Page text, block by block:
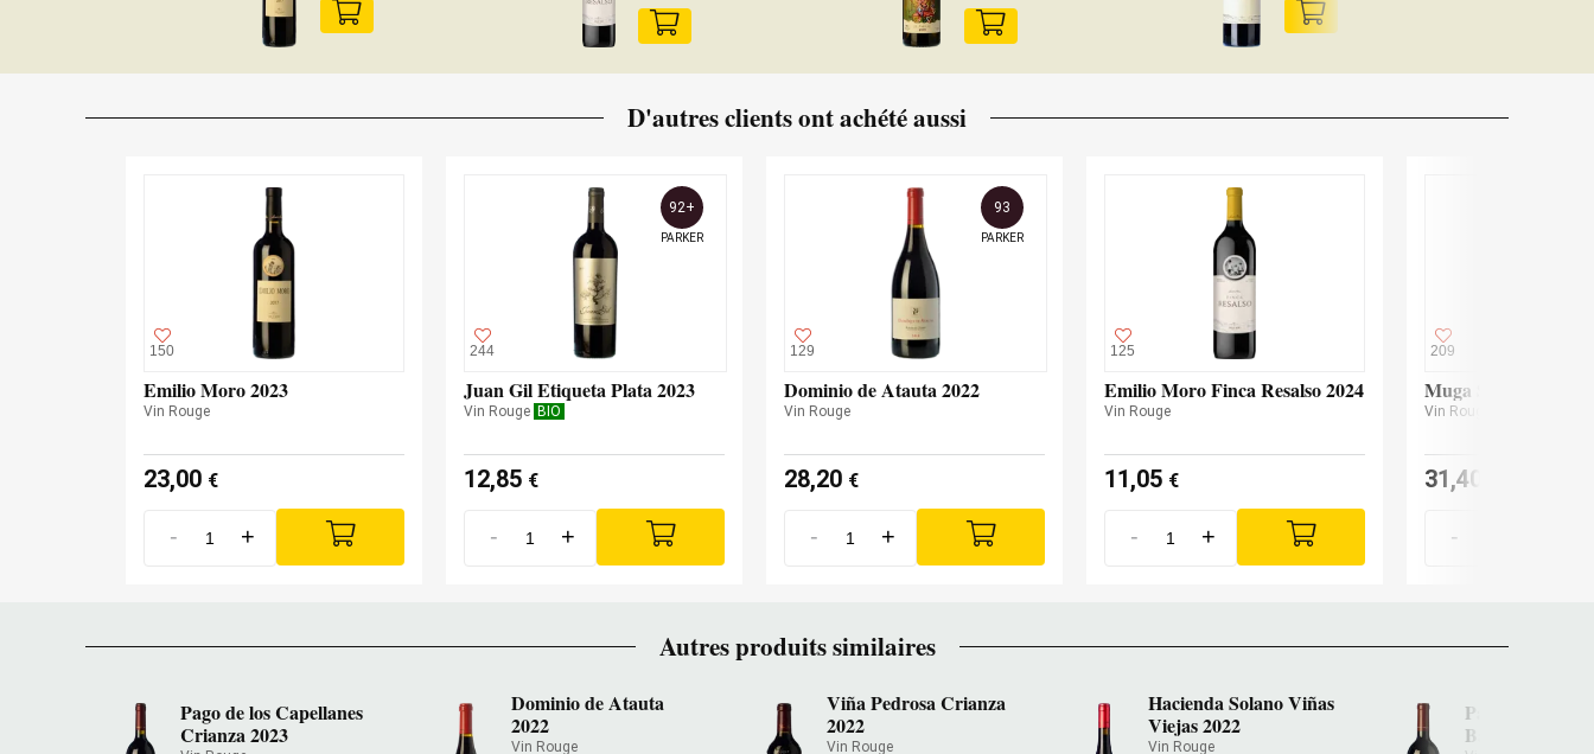
D'autres clients ont achété aussi
150
Emilio Moro 2023
Vin Rouge
23,00 €
- +
244
92+
PARKER
Juan Gil Etiqueta Plata 2023
Vin Rouge BIO
12,85 €
- +
129
93
PARKER
Dominio de Atauta 2022
Vin Rouge
28,20 €
- +
125
Emilio Moro Finca Resalso 2024
Vin Rouge
11,05 €
- +
209
Muga Selección
Vin Rouge
31,40
-
Autres produits similaires
Pago de los Capellanes
Crianza 2023
Dominio de Atauta
2022
Vin Rouge
Viña Pedrosa Crianza
2022
Vin Rouge
Hacienda Solano Viñas
Viejas 2022
Vin Rouge
Pagos de
Barrueco 2020